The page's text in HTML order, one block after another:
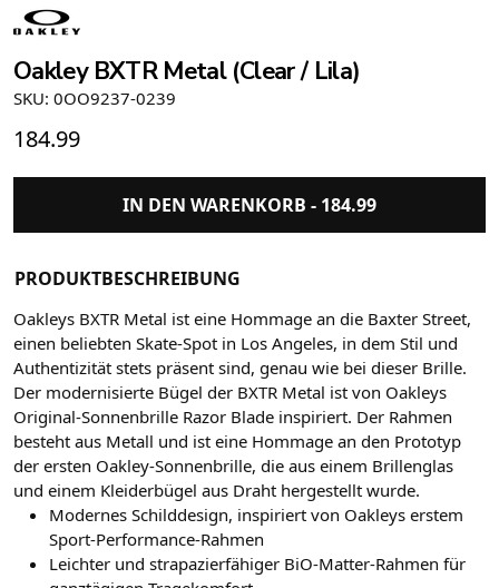
Oakley BXTR Metal (Clear / Lila)
SKU: 0OO9237-0239
184.99
IN DEN WARENKORB - 184.99
PRODUKTBESCHREIBUNG
Oakleys BXTR Metal ist eine Hommage an die Baxter Street,
einen beliebten Skate-Spot in Los Angeles, in dem Stil und
Authentizität stets präsent sind, genau wie bei dieser Brille.
Der modernisierte Bügel der BXTR Metal ist von Oakleys
Original-Sonnenbrille Razor Blade inspiriert. Der Rahmen
besteht aus Metall und ist eine Hommage an den Prototyp
der ersten Oakley-Sonnenbrille, die aus einem Brillenglas
und einem Kleiderbügel aus Draht hergestellt wurde.
Modernes Schilddesign, inspiriert von Oakleys erstem
Sport-Performance-Rahmen
Leichter und strapazierfähiger BiO-Matter-Rahmen für